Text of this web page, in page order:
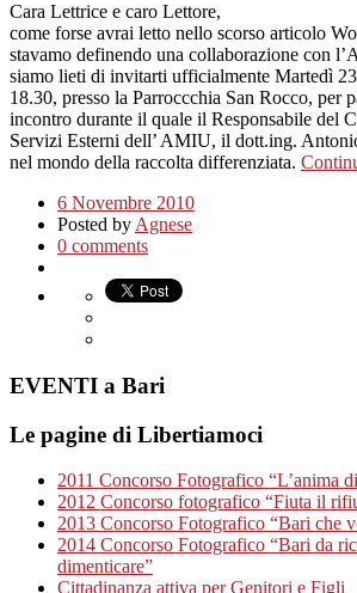
Cara Lettrice e caro Lettore,
come forse avrai letto nello scorso articolo
stavamo definendo una collaborazione con
siamo lieti di invitarti ufficialmente Martedì
18.30, presso la Parroccchia San Rocco, per
incontro durante il quale il Responsabile del
Servizi Esterni dell’ AMIU, il dott.ing.
nel mondo della raccolta differenziata.
6 Novembre 2010
Posted by Agnese
0 comments
EVENTI a Bari
Le pagine di Libertiamoci
2011 Concorso Fotografico “L’anima
2012 Concorso fotografico “Fiuta il
2013 Concorso Fotografico “Bari che
2014 Concorso Fotografico “Bari da
dimenticare”
Cittadinanza attiva per Genitori e Figli